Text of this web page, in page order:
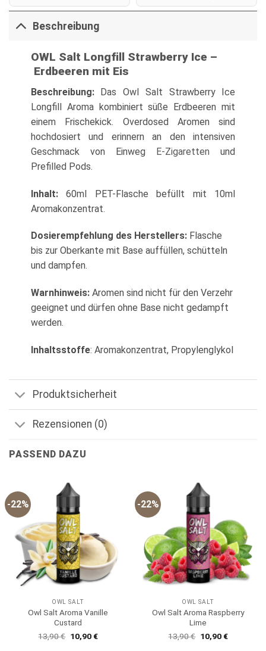
Beschreibung
OWL Salt Longfill Strawberry Ice –
Erdbeeren mit Eis
Beschreibung:Das Owl Salt Strawberry Ice
Longfill Aroma kombiniert süße Erdbeeren mit
einem Frischekick. Overdosed Aromen sind
hochdosiert und erinnern an den intensiven
Geschmack von Einweg E-Zigaretten und
Prefilled Pods.
Inhalt:60ml PET-Flasche befüllt mit 10ml
Aromakonzentrat.
Dosierempfehlung des Herstellers:Flasche
bis zur Oberkante mit Base auffüllen, schütteln
und dampfen.
Warnhinweis:Aromen sind nicht für den Verzehr
geeignet und dürfen ohne Base nicht gedampft
werden.
Inhaltsstoffe: Aromakonzentrat, Propylenglykol
Produktsicherheit
Rezensionen (0)
PASSEND DAZU
-22%
OWL SALT
Owl Salt Aroma Vanille
Custard
13,90€ Ursprünglicher
Preis
10,90€Aktueller
-22%
OWL SALT
Owl Salt Aroma Raspberry
Lime
13,90€ Ursprünglicher
Preis
10,90€Aktueller